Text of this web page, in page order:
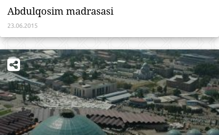
Abdulqosim madrasasi
23.06.2015